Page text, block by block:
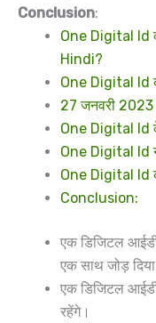
Conclusion:
One Digital Id
Hindi?
One Digital Id
27 जनवरी 2023
One Digital Id
One Digital Id
One Digital Id
Conclusion:
एक डिजिटल
एक साथ जोड़ दिया
एक डिजिटल
रहेंगे।